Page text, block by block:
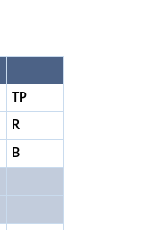
TP
R
B